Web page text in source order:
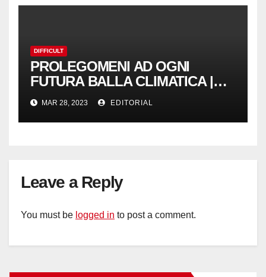
DIFFICULT
PROLEGOMENI AD OGNI
FUTURA BALLA CLIMATICA |
NoGeoingegneria
MAR 28, 2023 EDITORIAL
Leave a Reply
You must be logged in to post a comment.